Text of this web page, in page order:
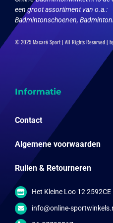
een groot assortiment van o.a.:
Badmintonschoenen,
© 2025 Macaré Sport | All Rights Reserved |
Informatie
Contact
Algemene voorwaarden
Ruilen & Retourneren
Het Kleine Loo 12 2592CE
info@online-